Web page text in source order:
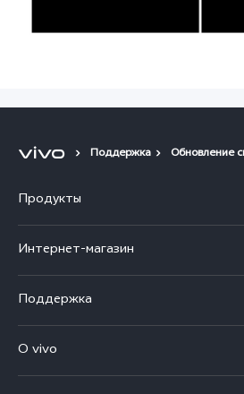
Поддержка Обновление
Продукты
X300 FE
V70 FE
V70
Y31d
Интернет-магазин
V60 5G
V60 Lite
Поддержка
FAQs
O vivo